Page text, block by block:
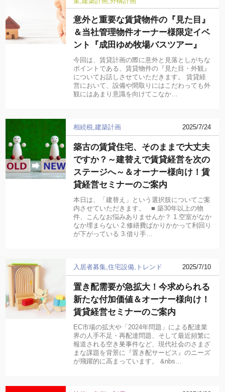
意外と重要な賃貸物件の『見た目』
＆当社管理物件オーナー様限定イベ
ント『成田ゆめ牧場バスツアー』
今回は、賃貸計画の際に意外と見落としがちな
ポイントである、賃貸物件の『見た目・外観』
についてお話しさせていただきます。 賃貸経
営において、設備や間取りにはこだわっても外
観にはあまり意識を向けてこなか…
相続税 建築計画 2025/7/24
築古の賃貸住宅、そのままで大丈夫
ですか？～建替えで賃貸経営を次の
ステージへ～＆オーナー様向け！賃
貸経営セミナーのご案内
本日は、「建替え」という選択肢についてご案
内させていただきます。 ■ 築30年以上の物
件、こんなお悩みありませんか？ 1.空室がなか
なか埋まらない 2.修繕費ばかりかかって利回り
が下がっている 3.借り手…
入居者募集 住宅設備 トレンド 2025/7/10
置き配需要が急拡大！今求められる
新たな付加価値＆オーナー様向け！
賃貸経営セミナーのご案内
EC市場の拡大や「2024年問題」による配達業
界の人手不足・再配達問題、そして最近頻繁に
報道される空き巣事件など、現代社会のさまざ
まな課題を背景に『置き配サービス』のニーズ
が飛躍的に高まっています。 &nbs…